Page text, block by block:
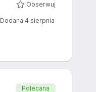
Obserwuj
Dodana 4 sierpnia
Polecana